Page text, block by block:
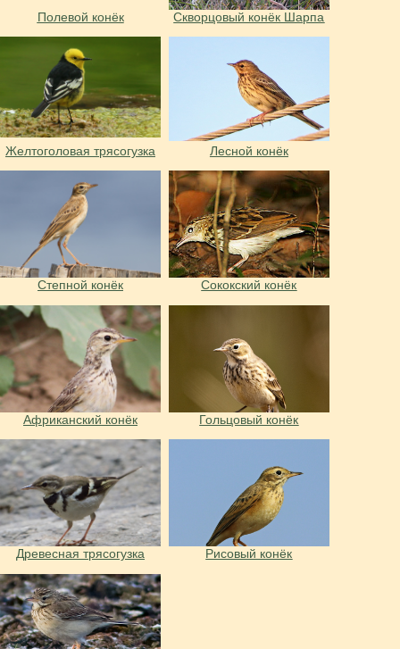
Полевой конёк Скворцовый конёк Шарпа
Желтоголовая трясогузка Лесной конёк
Степной конёк Сококский конёк
Африканский конёк Гольцовый конёк
Древесная трясогузка Рисовый конёк